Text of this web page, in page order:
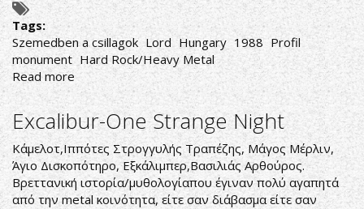
Tags:
Szemedben a csillagok Lord Hungary 1988 Profil
monument Hard Rock/Heavy Metal
Read more about
Lord-
Szemedben
a
csillagok
Excalibur-One Strange Night
Κάμελοτ,Ιππότες Στρογγυλής Τραπέζης, Μάγος Μέρλιν,
Άγιο Δισκοπότηρο, Εξκάλιμπερ,Βασιλιάς Αρθούρος.
Βρεττανική ιστορία/μυθολογίαπου έγιναν πολύ αγαπητά
από την metal κοινότητα, είτε σαν διάβασμα είτε σαν